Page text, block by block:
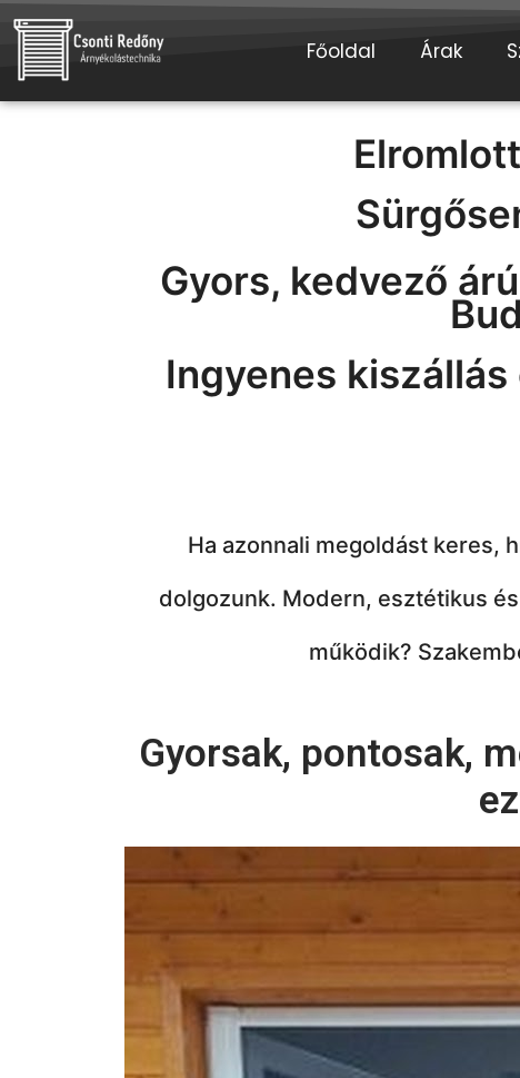
Főoldal Árak
Gyors, kedvező
Ingyenes
Ha azonnali megoldást keres,
dolgozunk. Modern, esztétikus
működik?
Gyorsak, pontosak,